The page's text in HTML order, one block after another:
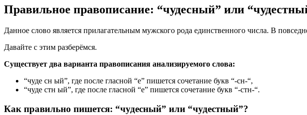
Правильное правописание: “чудесный” или
Данное слово является прилагательным мужского рода единственного числа. В
Давайте с этим разберёмся.
Существует два варианта правописания анализируемого слова:
“чуде сн ый”, где после гласной “е” пишется сочетание букв “-сн-“,
“чуде стн ый”, где после гласной “е” пишется сочетание букв “-стн-“.
Как правильно пишется: “чудесный” или “чудестный”?